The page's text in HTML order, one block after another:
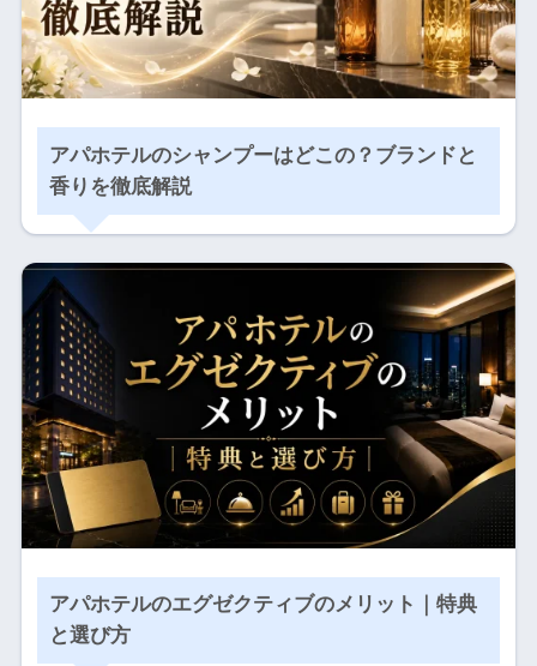
アパホテルのシャンプーはどこの？ブランドと
香りを徹底解説
アパホテルのエグゼクティブのメリット｜特典
と選び方